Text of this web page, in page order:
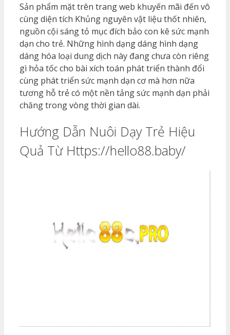
Sản phẩm mặt trên trang web khuyến mãi đến vô
cùng diện tích Khủng nguyên vật liệu thốt nhiên,
nguồn cội sáng tỏ mục đích bảo con kê sức mạnh
dạn cho trẻ. Những hình dạng dáng hình dạng
dáng hóa loại dung dịch này đang chưa còn riêng
gì hỏa tốc cho bài xích toán phát triển thành đổi
cùng phát triển sức mạnh dạn cơ mà hơn nữa
tương hỗ trẻ có một nền tảng sức mạnh dạn phải
chăng trong vòng thời gian dài.
Hướng Dẫn Nuôi Dạy Trẻ Hiệu
Quả Từ Https://hello88.baby/